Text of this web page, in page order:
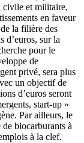
civile et militaire,
en faveur
la filière des
d’euros, sur la
pour le
de
privé, sera plus
un objectif de
d’euros seront
start-up »
Par ailleurs, le
biocarburants à
à la clef.